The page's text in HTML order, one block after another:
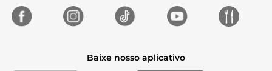
Baixe nosso aplicativo